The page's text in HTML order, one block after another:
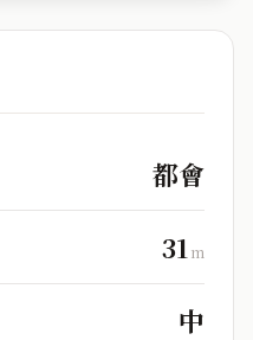
都會
31 m
中